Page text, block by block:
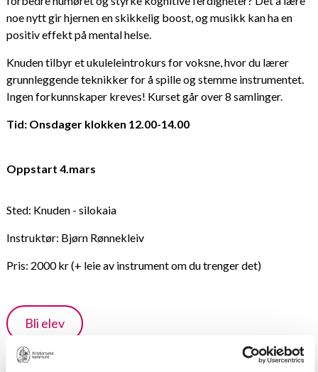
noe nytt gir hjernen en skikkelig boost, og musikk kan ha en
positiv effekt på mental helse.
Knuden tilbyr et ukuleleintrokurs for voksne, hvor du lærer
grunnleggende teknikker for å spille og stemme instrumentet.
Ingen forkunnskaper kreves! Kurset går over 8 samlinger.
Tid: Onsdager klokken 12.00-14.00
Oppstart 4.mars
Sted: Knuden - silokaia
Instruktør: Bjørn Rønnekleiv
Pris: 2000 kr (+ leie av instrument om du trenger det)
Bli elev